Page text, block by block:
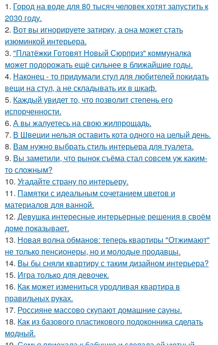
1. Город на воде для 80 тысяч человек хотят запустить к
2030 году.
2. Вот вы игнорируете затирку, а она может стать
изюминкой интерьера.
3. "Платёжки Готовят Новый Сюрприз" коммуналка
может подорожать ещё сильнее в ближайшие годы.
4. Наконец - то придумали стул для любителей покидать
вещи на стул, а не складывать их в шкаф.
5. Каждый увидет то, что позволит степень его
испорченности.
6. А вы жалуетесь на свою жилпрощадь.
7. В Швеции нельзя оставить кота одного на целый день.
8. Вам нужно выбрать стиль интерьера для туалета.
9. Вы заметили, что рынок съёма стал совсем уж каким-
то сложным?
10. Угадайте страну по интерьеру.
11. Памятки с идеальным сочетанием цветов и
материалов для ванной.
12. Девушка интересные интерьерные решения в своём
доме показывает.
13. Новая волна обманов: теперь квартиры "Отжимают"
не только пенсионеры, но и молодые продавцы.
14. Вы бы сняли квартиру с таким дизайном интерьера?
15. Игра только для девочек.
16. Как может измениться уродливая квартира в
правильных руках.
17. Россияне массово скупают домашние сауны.
18. Как из базового пластикового подоконника сделать
модный.